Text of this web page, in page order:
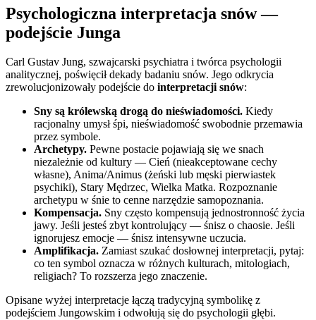
Psychologiczna interpretacja snów —
podejście Junga
Carl Gustav Jung, szwajcarski psychiatra i twórca psychologii
analitycznej, poświęcił dekady badaniu snów. Jego odkrycia
zrewolucjonizowały podejście do interpretacji snów:
Sny są królewską drogą do nieświadomości. Kiedy
racjonalny umysł śpi, nieświadomość swobodnie przemawia
przez symbole.
Archetypy. Pewne postacie pojawiają się we snach
niezależnie od kultury — Cień (nieakceptowane cechy
własne), Anima/Animus (żeński lub męski pierwiastek
psychiki), Stary Mędrzec, Wielka Matka. Rozpoznanie
archetypu w śnie to cenne narzędzie samopoznania.
Kompensacja. Sny często kompensują jednostronność życia
jawy. Jeśli jesteś zbyt kontrolujący — śnisz o chaosie. Jeśli
ignorujesz emocje — śnisz intensywne uczucia.
Amplifikacja. Zamiast szukać dosłownej interpretacji, pytaj:
co ten symbol oznacza w różnych kulturach, mitologiach,
religiach? To rozszerza jego znaczenie.
Opisane wyżej interpretacje łączą tradycyjną symbolikę z
podejściem Jungowskim i odwołują się do psychologii głębi.